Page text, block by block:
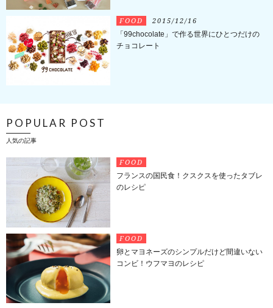
FOOD 2015/12/16
「99chocolate」で作る世界にひとつだけの
チョコレート
POPULAR POST
人気の記事
FOOD
フランスの国民食！クスクスを使ったタブレ
のレシピ
FOOD
卵とマヨネーズのシンプルだけど間違いない
コンビ！ウフマヨのレシピ